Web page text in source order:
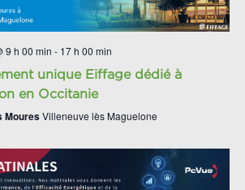
9 h 00 min - 17 h 00 min
unique Eiffage dédié à
en Occitanie
MouresVilleneuve lès Maguelone